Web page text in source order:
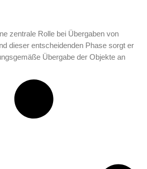
zentrale Rolle bei Übergaben von
dieser entscheidenden Phase sorgt er
Übergabe der Objekte an